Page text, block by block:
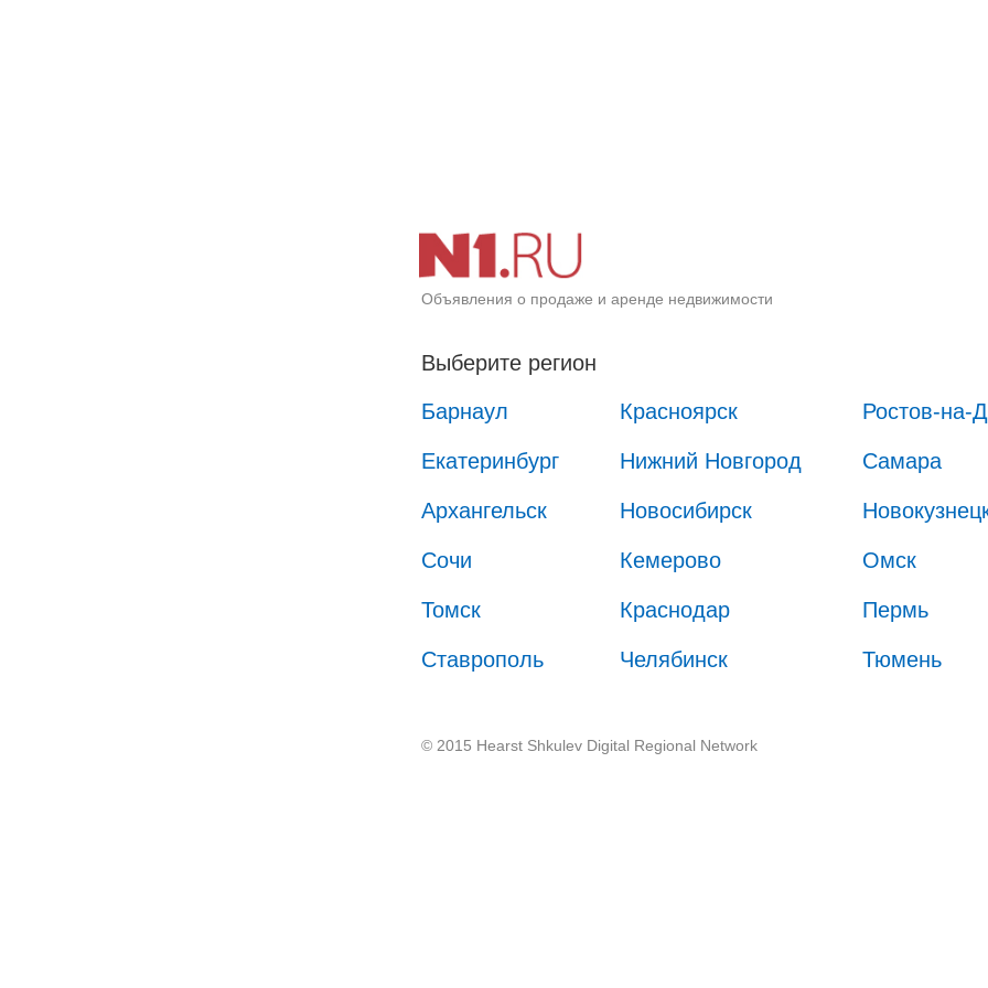
Объявления о продаже и аренде недвижимости
Выберите регион
Барнаул
Красноярск Ростов-на-
Екатеринбург Нижний Новгород Самара
Архангельск Новосибирск
Сочи Кемерово Омск
Томск Краснодар Пермь
Ставрополь Челябинск Тюмень
© 2015 Hearst Shkulev Digital Regional Network